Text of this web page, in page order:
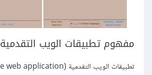
مفهوم تطبيقات الويب التقدمية